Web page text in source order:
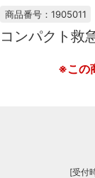
商品番号：1905011
コンパクト救
※この
[受付